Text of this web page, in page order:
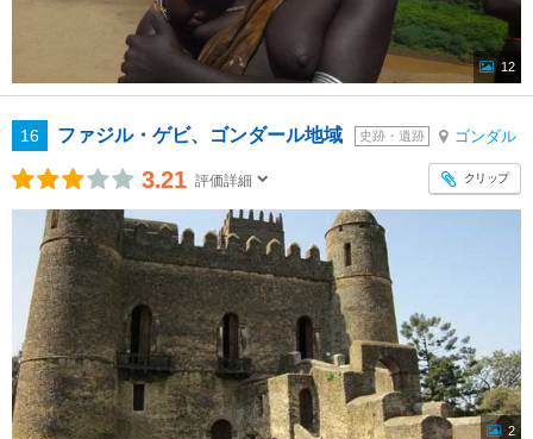
12
16 ファジル・ゲビ、ゴンダール地域 史跡・遺跡 ゴンダル
3.21 評価詳細 クリップ
2